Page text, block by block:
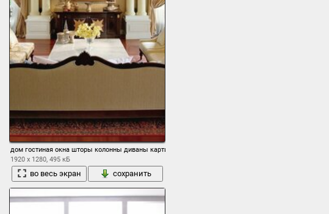
дом гостиная окна шторы колонны диваны картина кресла стол класика.
1920 x 1280, 495 кБ
во весь экран сохранить